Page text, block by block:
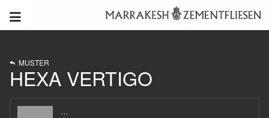
MUSTER
HEXA VERTIGO
...